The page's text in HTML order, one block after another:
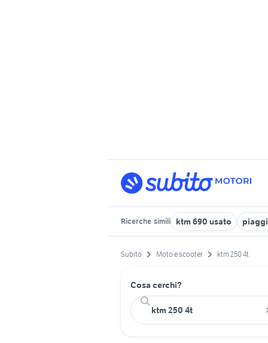
Ricerche simili ktm 690 usato
Subito Moto e scooter ktm 250 4t
Cosa cerchi?